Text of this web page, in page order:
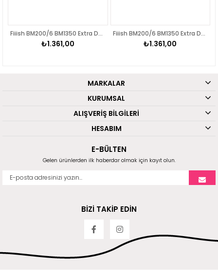
Fiiish BM200/6 BM1350 Extra Deep 240gr Jighead
₺1.361,00
Fiiish BM200/6 BM1350 Extra Deep 240gr Jighead
₺1.361,00
MARKALAR
KURUMSAL
ALIŞVERİŞ BİLGİLERİ
HESABIM
E-BÜLTEN
Gelen ürünlerden ilk haberdar olmak için kayıt olun.
BİZİ TAKİP EDİN